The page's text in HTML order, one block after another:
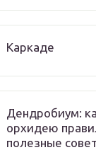
Каркаде
Дендробиум:
орхидею
полезные